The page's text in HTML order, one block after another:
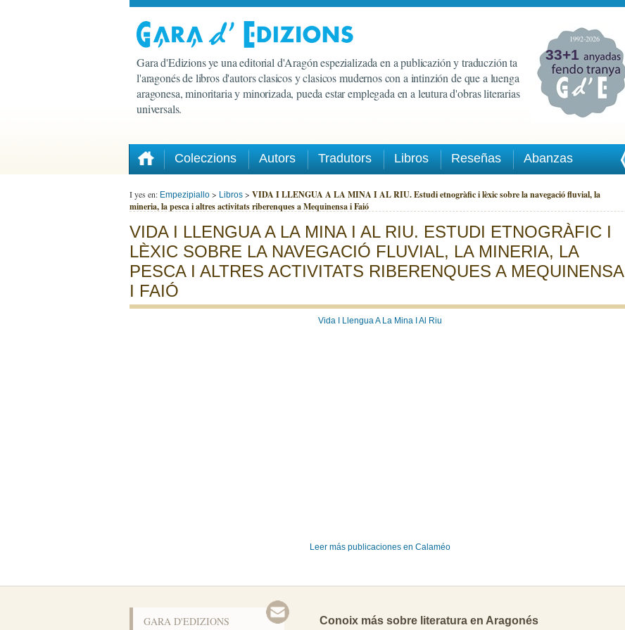
Gara d'Edizions ye una editorial d'Aragón espezializada en a publicazión y traduczión ta
l'aragonés de libros d'autors clasicos y clasicos mudernos con a intinzión de que a luenga
aragonesa, minoritaria y minorizada, pueda estar emplegada en a leutura d'obras literarias
universals.
1992-2026
33+1
Coleczions Autors Tradutors Libros Reseñas Abanzas
I yes en: Empezipiallo > Libros > VIDA I LLENGUA A LA MINA I AL RIU. Estudi etnogràfic i lèxic sobre la navegació fluvial, la
mineria, la pesca i altres activitats riberenques a Mequinensa i Faió
VIDA I LLENGUA A LA MINA I AL RIU. ESTUDI ETNOGRÀFIC I
LÈXIC SOBRE LA NAVEGACIÓ FLUVIAL, LA MINERIA, LA
PESCA I ALTRES ACTIVITATS RIBERENQUES A MEQUINENSA
I FAIÓ
Vida I Llengua A La Mina I Al Riu
Leer más publicaciones en Calaméo
GARA D'EDIZIONS Conoix más sobre literatura en Aragonés